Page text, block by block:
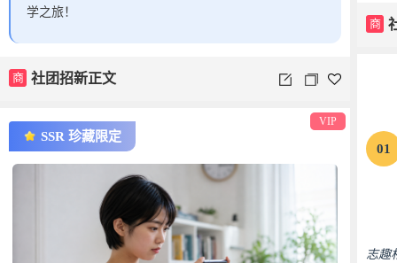
商
学之旅！
商 社团招新正文
01
志趣
SSR 珍藏限定
VIP